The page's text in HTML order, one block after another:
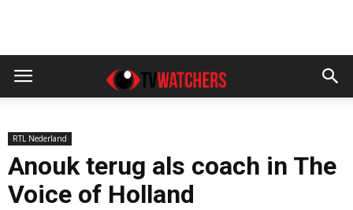
RTL Nederland
Anouk terug als coach in The
Voice of Holland